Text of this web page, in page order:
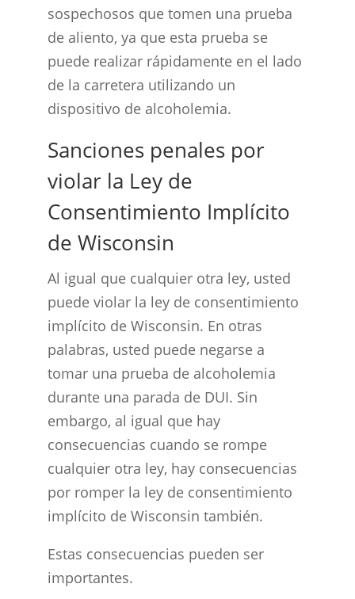
sospechosos que tomen una prueba
de aliento, ya que esta prueba se
puede realizar rápidamente en el lado
de la carretera utilizando un
dispositivo de alcoholemia.
Sanciones penales por
violar la Ley de
Consentimiento Implícito
de Wisconsin
Al igual que cualquier otra ley, usted
puede violar la ley de consentimiento
implícito de Wisconsin. En otras
palabras, usted puede negarse a
tomar una prueba de alcoholemia
durante una parada de DUI. Sin
embargo, al igual que hay
consecuencias cuando se rompe
cualquier otra ley, hay consecuencias
por romper la ley de consentimiento
implícito de Wisconsin también.
Estas consecuencias pueden ser
importantes.